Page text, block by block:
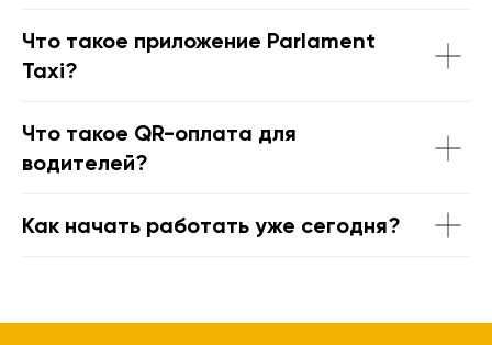
Что такое приложение Parlament
Taxi?
Что такое QR-оплата для
водителей?
Как начать работать уже сегодня?